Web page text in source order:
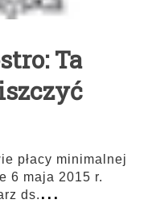
Ta
płacy minimalnej
6 maja 2015 r.
ds....